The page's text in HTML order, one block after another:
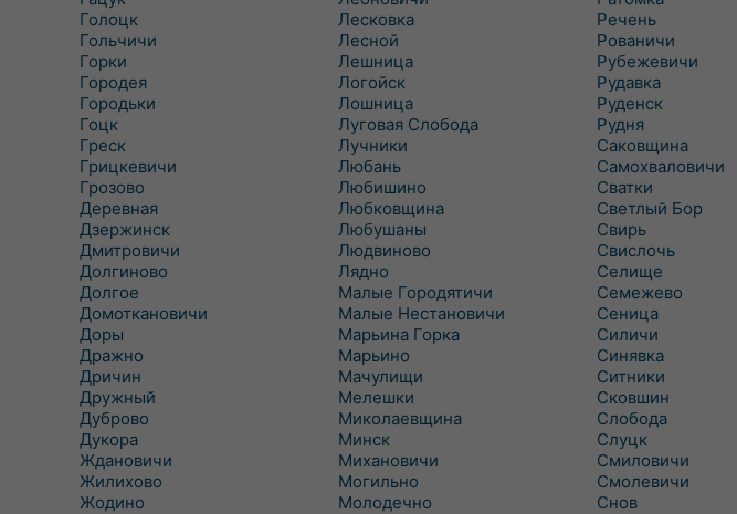
Голоцк
Гольчичи
Горки
Городея
Городьки
Гоцк
Греск
Грицкевичи
Грозово
Деревная
Дзержинск
Дмитровичи
Долгиново
Долгое
Домоткановичи
Доры
Дражно
Дричин
Дружный
Дуброво
Дукора
Ждановичи
Жилихово
Жодино
Лесковка
Лесной
Лешница
Логойск
Лошница
Луговая Слобода
Лучники
Любань
Любишино
Любковщина
Любушаны
Людвиново
Лядно
Малые Городятичи
Малые Нестановичи
Марьина Горка
Марьино
Мачулищи
Мелешки
Миколаевщина
Минск
Михановичи
Могильно
Молодечно
Речень
Рованичи
Рубежевичи
Рудавка
Руденск
Рудня
Саковщина
Самохваловичи
Сватки
Светлый Бор
Свирь
Свислочь
Селище
Семежево
Сеница
Силичи
Синявка
Ситники
Сковшин
Слобода
Слуцк
Смиловичи
Смолевичи
Снов